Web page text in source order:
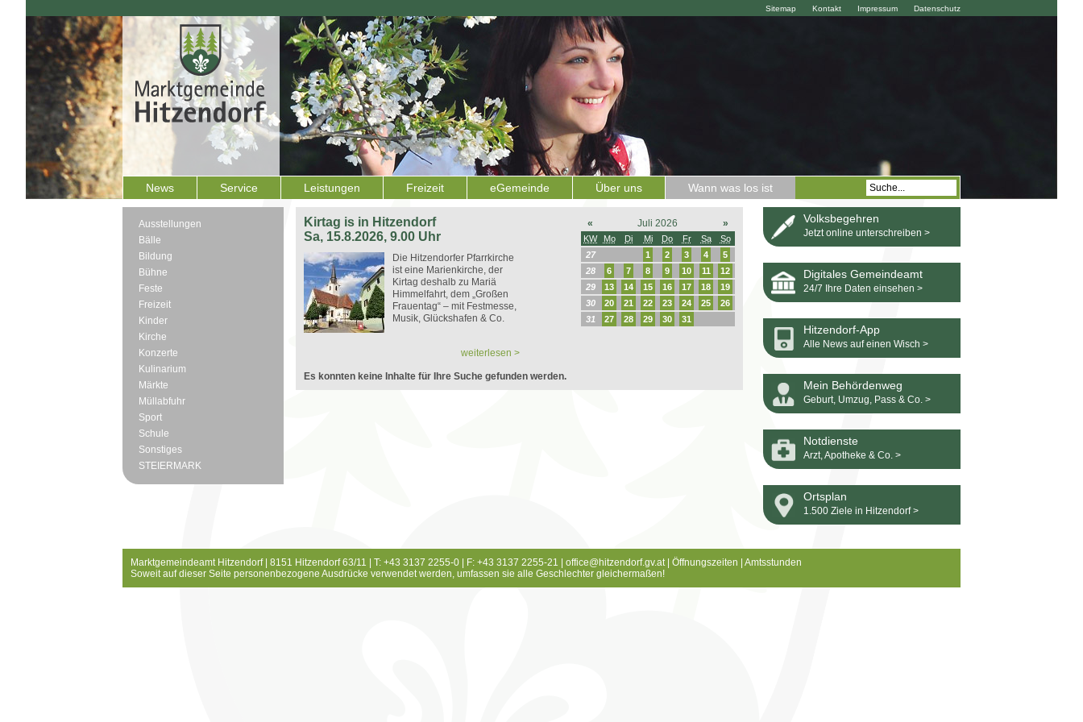
Datenschutz
Impressum
Kontakt
Sitemap
News Service Leistungen Freizeit eGemeinde Über uns Wann was los ist
Ausstellungen
Bälle
Bildung
Bühne
Feste
Freizeit
Kinder
Kirche
Konzerte
Kulinarium
Märkte
Müllabfuhr
Sport
Schule
Sonstiges
STEIERMARK
Kirtag is in Hitzendorf
Sa, 15.8.2026, 9.00 Uhr
Die Hitzendorfer Pfarrkirche
ist eine Marienkirche, der
Kirtag deshalb zu Mariä
Himmelfahrt, dem „Großen
Frauentag“ – mit Festmesse,
Musik, Glückshafen & Co.
weiterlesen >
« Juli 2026 »
KW Mo Di Mi Do Fr Sa
So
27
1 2 3 4
5
28
6 7 8 9 10 11
12
29
13 14 15 16 17 18
19
30
20 21 22 23 24 25
26
31
27 28 29 30 31
Es konnten keine Inhalte für Ihre Suche gefunden werden.
Volksbegehren
Jetzt online unterschreiben >
Digitales Gemeindeamt
24/7 Ihre Daten einsehen >
Hitzendorf-App
Alle News auf einen Wisch >
Mein Behördenweg
Geburt, Umzug, Pass & Co. >
Notdienste
Arzt, Apotheke & Co. >
Ortsplan
1.500 Ziele in Hitzendorf >
Marktgemeindeamt Hitzendorf | 8151 Hitzendorf 63/11 | T: +43 3137 2255-0 | F: +43 3137 2255-21 | office@hitzendorf.gv.at| Öffnungszeiten
Amtsstunden
Soweit auf dieser Seite personenbezogene Ausdrücke verwendet werden, umfassen sie alle Geschlechter gleichermaßen!